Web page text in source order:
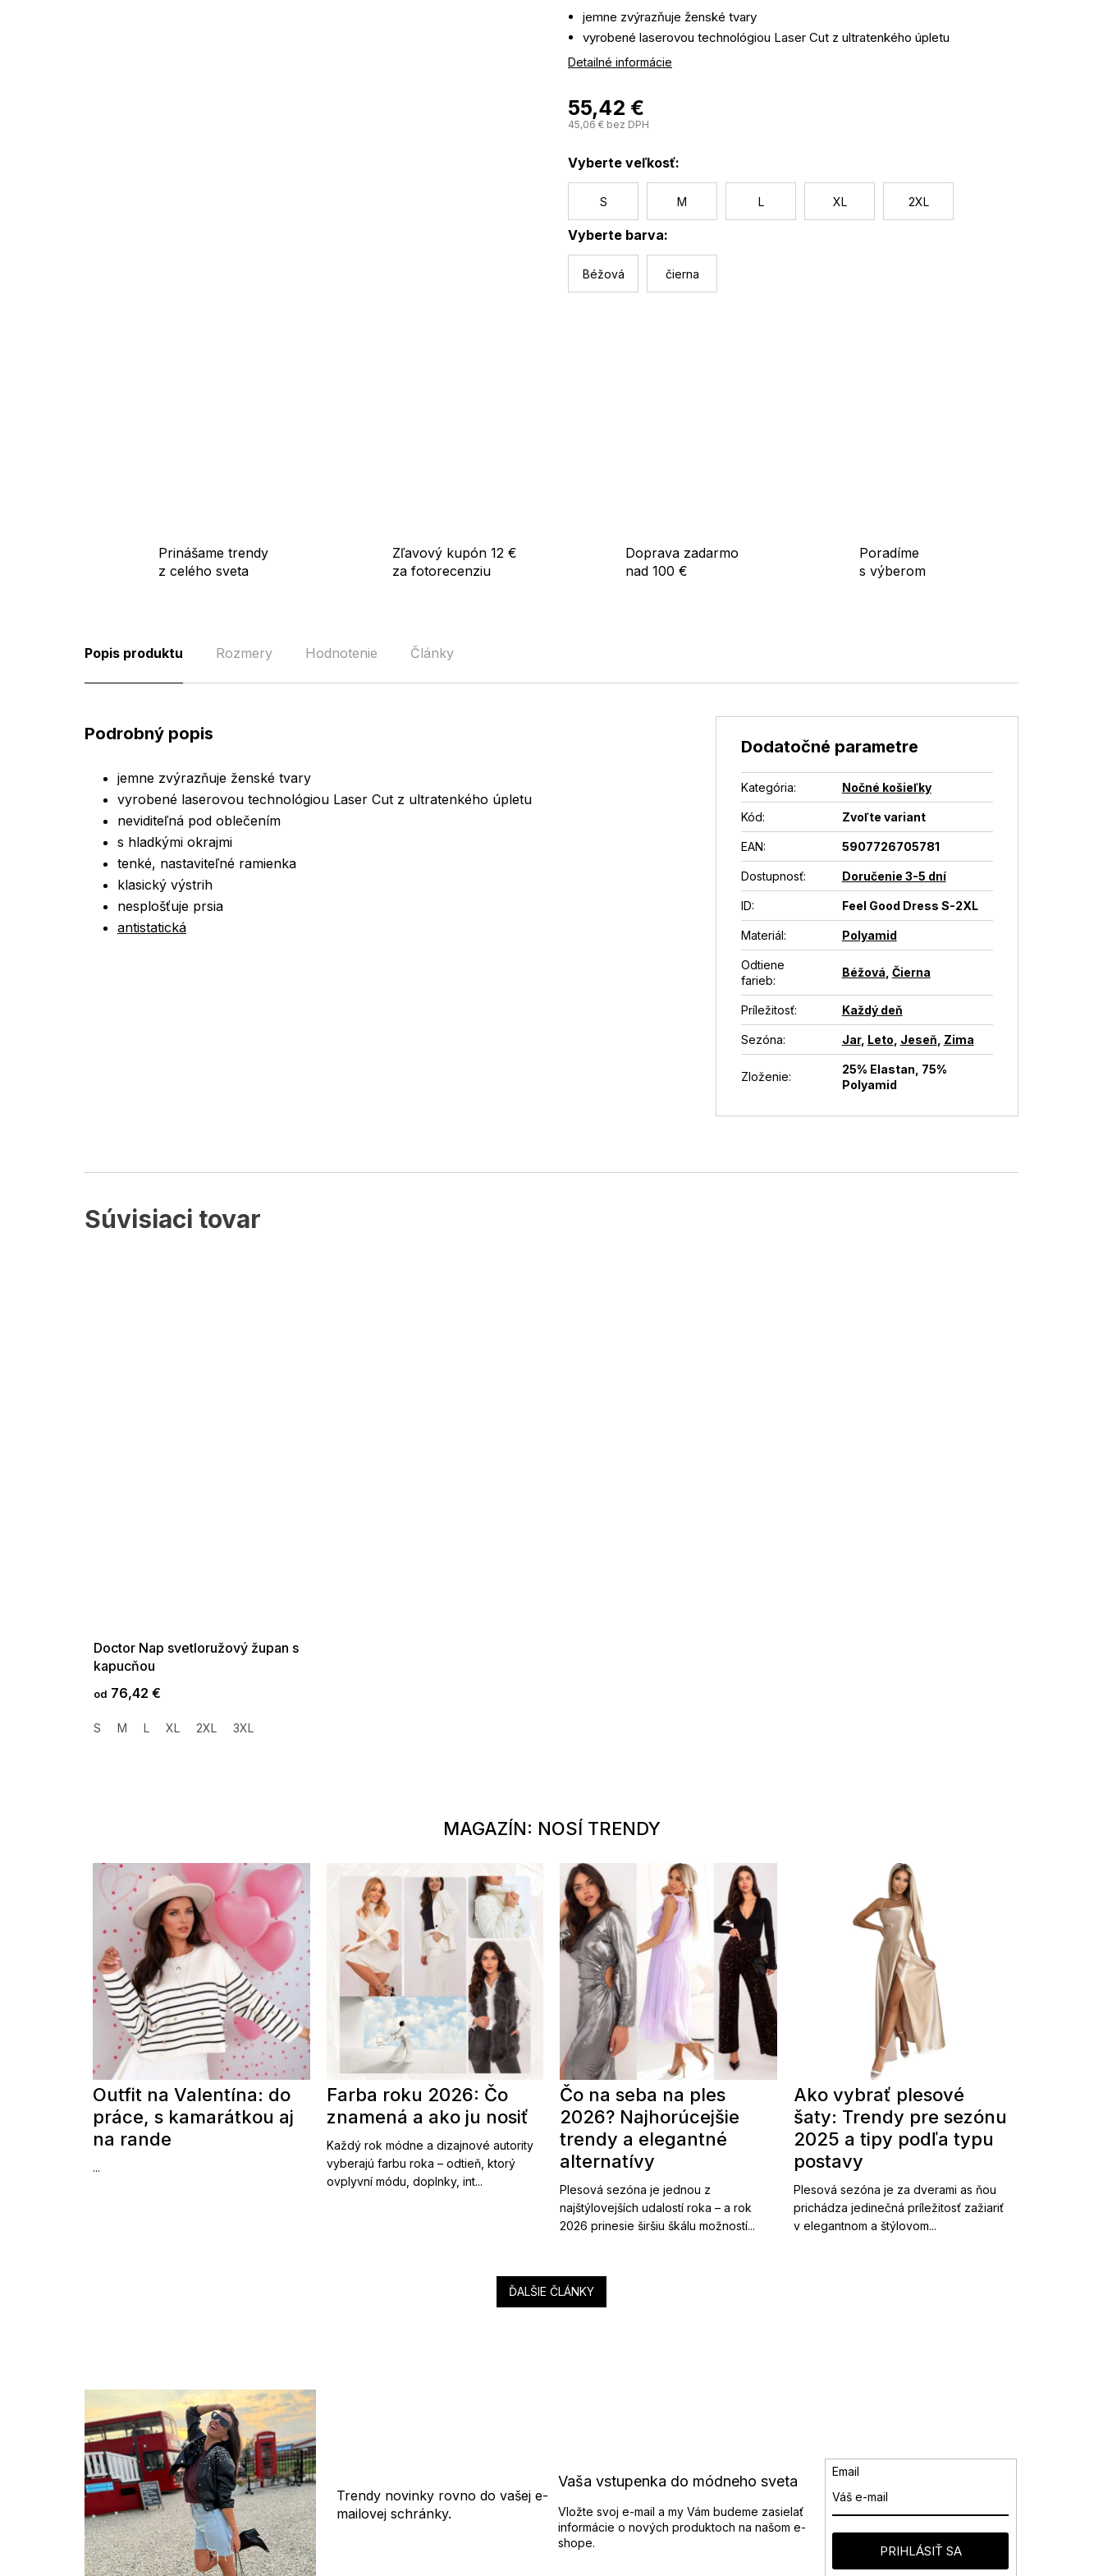
55,42 €
45,06 € bez DPH
Vyberte veľkosť:
S M L XL 2XL
Vyberte barva:
Béžová čierna
jemne zvýrazňuje ženské tvary
vyrobené laserovou technológiou Laser Cut z ultratenkého úpletu
neviditeľná pod oblečením
tenké, nastaviteľné ramienka
klasický výstrih
antistatická
Detailné informácie
Prinášame trendy
z celého sveta
Zľavový kupón 12 €
za fotorecenziu
Doprava zadarmo
nad 100 €
Poradíme
s výberom
Súvisiaci tovar
Doctor Nap svetloružový župan s
kapucňou
od 76,42 €
S M L XL 2XL 3XL
Popis produktu Rozmery Hodnotenie Články
Podrobný popis
jemne zvýrazňuje ženské tvary
vyrobené laserovou technológiou Laser Cut z ultratenkého úpletu
neviditeľná pod oblečením
s hladkými okrajmi
tenké, nastaviteľné ramienka
klasický výstrih
nesplošťuje prsia
antistatická
Dodatočné parametre
Kategória: Nočné košieľky
Kód: Zvoľte variant
EAN: 5907726705781
Dostupnosť: Doručenie 3-5 dní
ID: Feel Good Dress S-2XL
Materiál: Polyamid
Odtiene
farieb:
Béžová Čierna
Príležitosť: Každý deň
Sezóna: Jar, Leto Jeseň Zima
Zloženie:
25% Elastan, 75%
Polyamid
MAGAZÍN: NOSÍ TRENDY
Outfit na Valentína: do
práce, s kamarátkou aj
na rande
...
Farba roku 2026: Čo
znamená a ako ju nosiť
Každý rok módne a dizajnové autority
vyberajú farbu roka – odtieň, ktorý
ovplyvní módu, doplnky, int...
Čo na seba na ples
2026? Najhorúcejšie
trendy a elegantné
alternatívy
Plesová sezóna je jednou z
najštýlovejších udalostí roka – a rok
2026 prinesie širšiu škálu možností...
Ako vybrať plesové
šaty: Trendy pre sezónu
2025 a tipy podľa typu
postavy
Plesová sezóna je za dverami as ňou
prichádza jedinečná príležitosť zažiariť
v elegantnom a štýlovom...
ĎALŠIE ČLÁNKY
Trendy novinky rovno do vašej e-
mailovej schránky.
Vaša vstupenka do módneho sveta
Vložte svoj e-mail a my Vám budeme zasielať
informácie o nových produktoch na našom e-
shope.
Email
PRIHLÁSIŤ SA